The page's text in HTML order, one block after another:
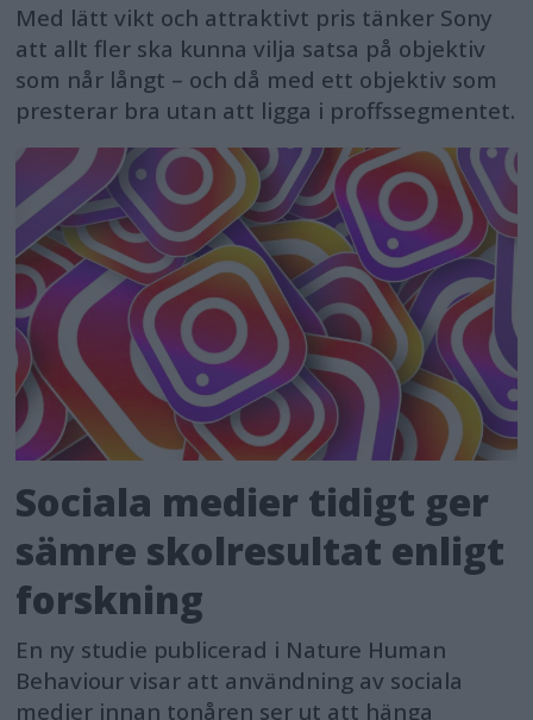
Med lätt vikt och attraktivt pris tänker Sony
att allt fler ska kunna vilja satsa på objektiv
som når långt – och då med ett objektiv som
presterar bra utan att ligga i proffssegmentet.
Sociala medier tidigt ger
sämre skolresultat enligt
forskning
En ny studie publicerad i Nature Human
Behaviour visar att användning av sociala
medier innan tonåren ser ut att hänga